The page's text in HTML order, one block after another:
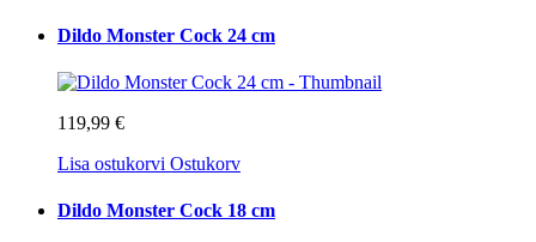
Dildo Monster Cock 24 cm
119,99 €
Lisa ostukorvi Ostukorv
Dildo Monster Cock 18 cm